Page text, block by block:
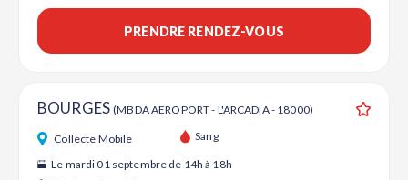
PRENDRE RENDEZ-VOUS
BOURGES(MBDA AEROPORT - L'ARCADIA - 18000)
Collecte Mobile Sang
Le mardi 01 septembre de 14h à 18h